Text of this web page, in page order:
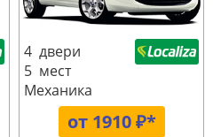
от 1910 ₽*
4 двери
5 мест
Механика